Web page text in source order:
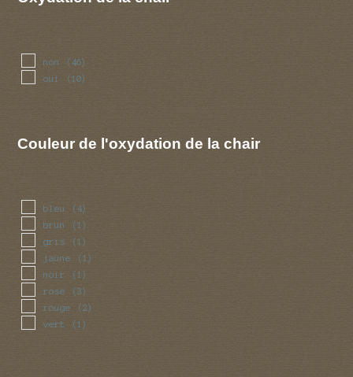
poisson
raifort
non (46)
oui (10)
Couleur de l'oxydation de la chair
bleu (4)
brun (1)
gris (1)
jaune (1)
noir (1)
rose (3)
rouge (2)
vert (1)